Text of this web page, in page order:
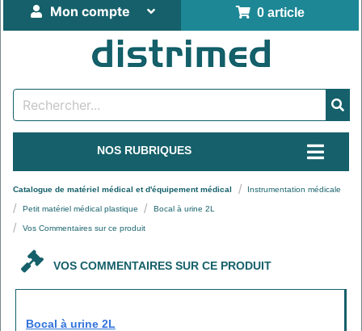
0 article
Mon compte
NOS RUBRIQUES
Catalogue de matériel médical et d'équipement médical Instrumentation médicale
Petit matériel médical plastique Bocal à urine 2L
Vos Commentaires sur ce produit
VOS COMMENTAIRES SUR CE PRODUIT
Bocal à urine 2L